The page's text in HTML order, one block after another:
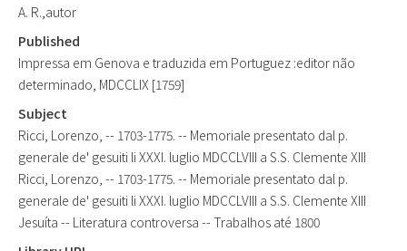
A. R.,autor
Published
Impressa em Genova e traduzida em Portuguez :editor não
determinado, MDCCLIX [1759]
Subject
Ricci, Lorenzo, -- 1703-1775. -- Memoriale presentato dal p.
generale de' gesuiti li XXXI. luglio MDCCLVIII a S.S. Clemente XIII
Ricci, Lorenzo, -- 1703-1775. -- Memoriale presentato dal p.
generale de' gesuiti li XXXI. luglio MDCCLVIII a S.S. Clemente XIII
Jesuíta -- Literatura controversa -- Trabalhos até 1800